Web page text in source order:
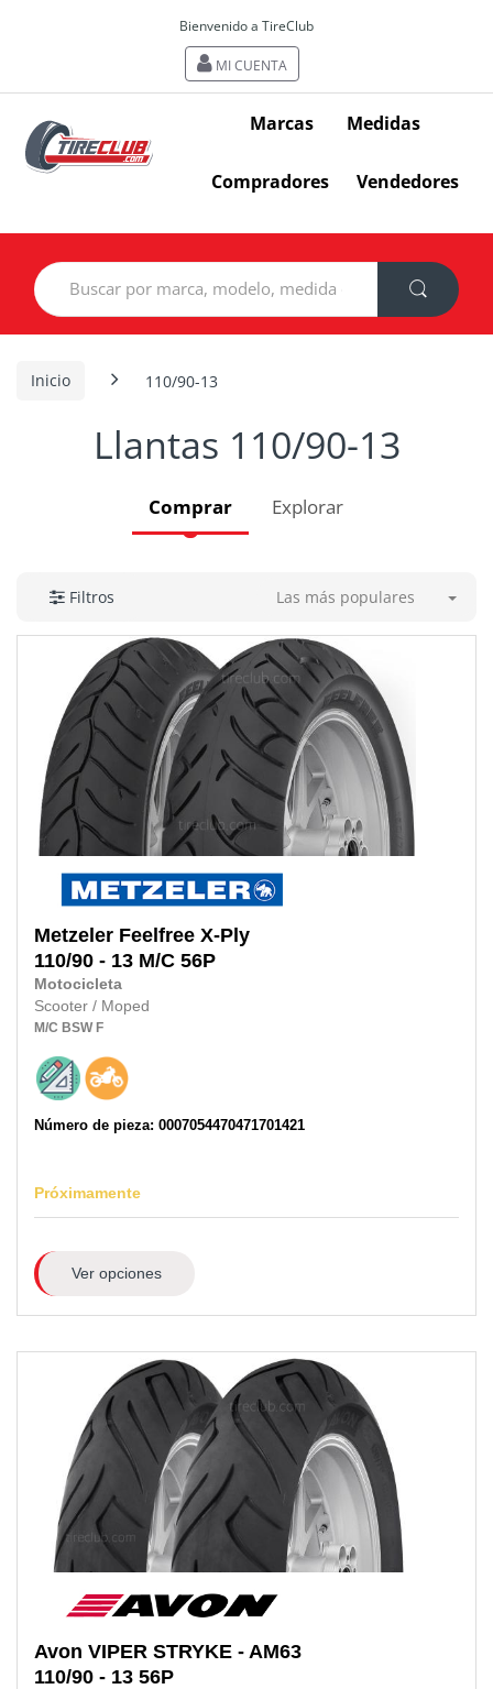
Bienvenido a TireClub
MI CUENTA
Marcas Medidas
Compradores Vendedores
Search
for:
Inicio 110/90-13
Llantas 110/90-13
Comprar Explorar
Filtros Las más populares
Metzeler Feelfree X-Ply
110/90 - 13 M/C 56P
Motocicleta
Scooter / Moped
M/C BSW F
Número de pieza: 0007054470471701421
Próximamente
Ver opciones
Avon VIPER STRYKE - AM63
110/90 - 13 56P